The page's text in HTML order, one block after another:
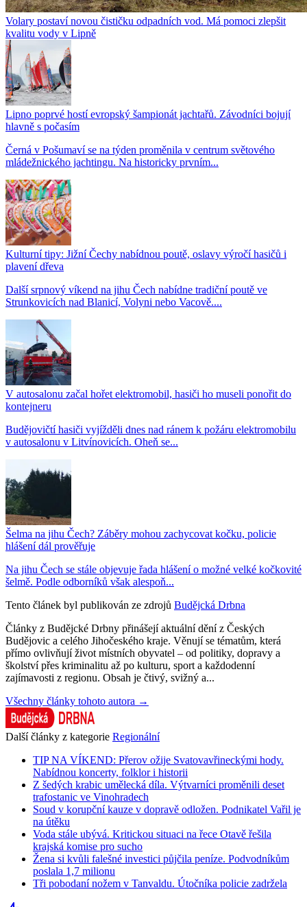
Volary postaví novou čističku odpadních vod. Má pomoci zlepšit
kvalitu vody v Lipně
Lipno poprvé hostí evropský šampionát jachtařů. Závodníci bojují
hlavně s počasím
Černá v Pošumaví se na týden proměnila v centrum světového
mládežnického jachtingu. Na historicky prvním...
Kulturní tipy: Jižní Čechy nabídnou poutě, oslavy výročí hasičů i
plavení dřeva
Další srpnový víkend na jihu Čech nabídne tradiční poutě ve
Strunkovicích nad Blanicí, Volyni nebo Vacově....
V autosalonu začal hořet elektromobil, hasiči ho museli ponořit do
kontejneru
Budějovičtí hasiči vyjížděli dnes nad ránem k požáru elektromobilu
v autosalonu v Litvínovicích. Oheň se...
Šelma na jihu Čech? Záběry mohou zachycovat kočku, policie
hlášení dál prověřuje
Na jihu Čech se stále objevuje řada hlášení o možné velké kočkovité
šelmě. Podle odborníků však alespoň...
Tento článek byl publikován ze zdrojů Budějcká Drbna
Články z Budějcké Drbny přinášejí aktuální dění z Českých
Budějovic a celého Jihočeského kraje. Věnují se tématům, která
přímo ovlivňují život místních obyvatel – od politiky, dopravy a
školství přes kriminalitu až po kulturu, sport a každodenní
zajímavosti z regionu. Obsah je čtivý, svižný a...
Všechny články tohoto autora →
Další články z kategorie Regionální
TIP NA VÍKEND: Přerov ožije Svatovavřineckými hody.
Nabídnou koncerty, folklor i historii
Z šedých krabic umělecká díla. Výtvarníci proměnili deset
trafostanic ve Vinohradech
Soud v korupční kauze v dopravě odložen. Podnikatel Vařil je
na útěku
Voda stále ubývá. Kritickou situaci na řece Otavě řešila
krajská komise pro sucho
Žena si kvůli falešné investici půjčila peníze. Podvodníkům
poslala 1,7 milionu
Tři pobodaní nožem v Tanvaldu. Útočníka policie zadržela